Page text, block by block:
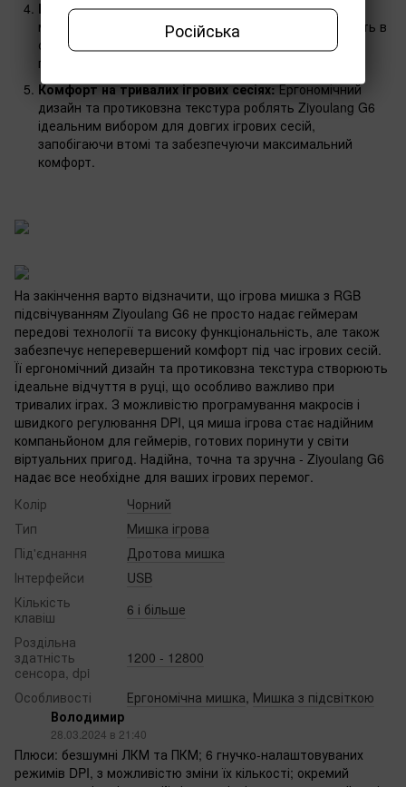
Висока чутливість в онлайн-шутерах:Механічні
мікроперемикачі надають високу чутливість і точність в
онлайн-шутерах, дозволяючи легко виходити
переможцем із запеклих перестрілок.
Комфорт на тривалих ігрових сесіях:Ергономічний
дизайн та протиковзна текстура роблять Ziyoulang G6
ідеальним вибором для довгих ігрових сесій,
запобігаючи втомі та забезпечуючи максимальний
комфорт.
На закінчення варто відзначити, що ігрова мишка з RGB
підсвічуванням Ziyoulang G6 не просто надає геймерам
передові технології та високу функціональність, але також
забезпечує неперевершений комфорт під час ігрових сесій.
Її ергономічний дизайн та протиковзна текстура створюють
ідеальне відчуття в руці, що особливо важливо при
тривалих іграх. З можливістю програмування макросів і
швидкого регулювання DPI, ця миша ігрова стає надійним
компаньйоном для геймерів, готових поринути у світи
віртуальних пригод. Надійна, точна та зручна - Ziyoulang G6
надає все необхідне для ваших ігрових перемог.
Колір
Чорний
Тип
Мишка ігрова
Під'єднання
Дротова мишка
Інтерфейси
USB
Кількість
клавіш
6 і більше
Роздільна
здатність
сенсора, dpi
1200 - 12800‌
Особливості Ергономічна мишка, Мишка з підсвіткою
Володимир
28.03.2024 в 21:40
Плюси: безшумні ЛКМ та ПКМ; 6 гнучко-налаштовуваних
режимів DPI, з можливістю зміни їх кількості; окремий
Російська